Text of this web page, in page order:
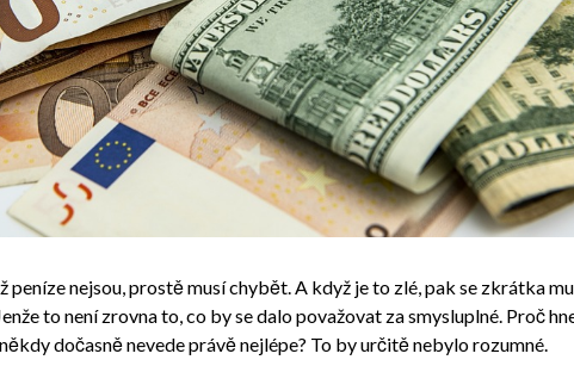
peníze nejsou, prostě musí chybět. A když je to zlé, pak se zkrátka
to není zrovna to, co by se dalo považovat za smysluplné. Proč
dočasně nevede právě nejlépe? To by určitě nebylo rozumné.